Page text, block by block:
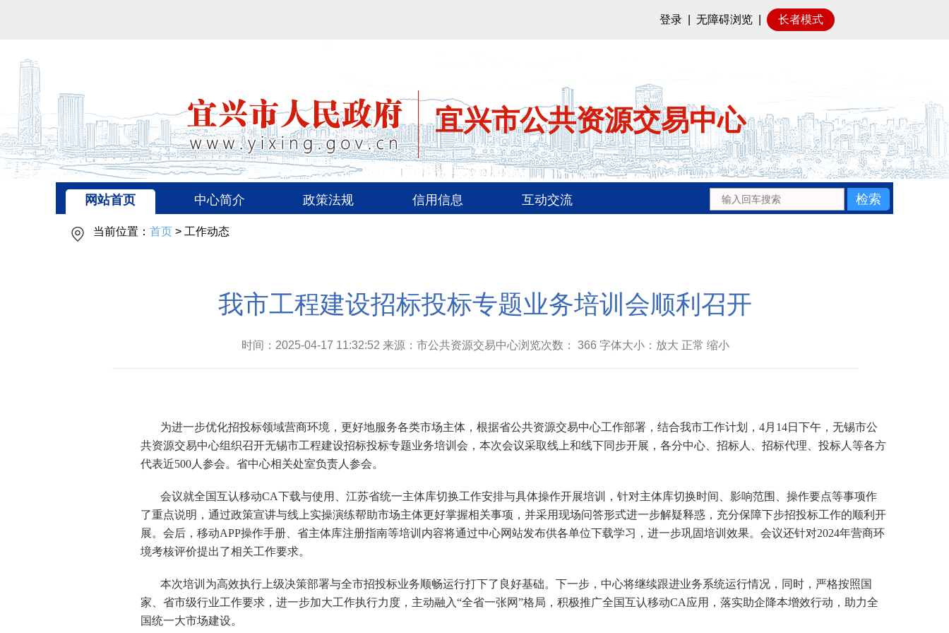
登录 无障碍浏览 长者模式
宜兴市公共资源交易中心
网站首页 中心简介 政策法规 信用信息 互动交流
当前位置： 首页> 工作动态
我市工程建设招标投标专题业务培训会顺利召开
时间：2025-04-17 11:32:52 来源：市公共资源交易中心浏览次数： 366 字体大小：放大 正常 缩小
为进一步优化招投标领域营商环境，更好地服务各类市场主体，根据省公共资源交易中心工作部署，结合我市工作计划，4月14日下午，无锡市公
共资源交易中心组织召开无锡市工程建设招标投标专题业务培训会，本次会议采取线上和线下同步开展，各分中心、招标人、招标代理、投标人等各方
代表近500人参会。省中心相关处室负责人参会。
会议就全国互认移动CA下载与使用、江苏省统一主体库切换工作安排与具体操作开展培训，针对主体库切换时间、影响范围、操作要点等事项作
了重点说明，通过政策宣讲与线上实操演练帮助市场主体更好掌握相关事项，并采用现场问答形式进一步解疑释惑，充分保障下步招投标工作的顺利开
展。会后，移动APP操作手册、省主体库注册指南等培训内容将通过中心网站发布供各单位下载学习，进一步巩固培训效果。会议还针对2024年营商环
境考核评价提出了相关工作要求。
本次培训为高效执行上级决策部署与全市招投标业务顺畅运行打下了良好基础。下一步，中心将继续跟进业务系统运行情况，同时，严格按照国
家、省市级行业工作要求，进一步加大工作执行力度，主动融入“全省一张网”格局，积极推广全国互认移动CA应用，落实助企降本增效行动，助力全
国统一大市场建设。